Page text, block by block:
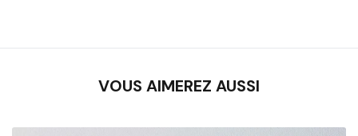
VOUS AIMEREZ AUSSI